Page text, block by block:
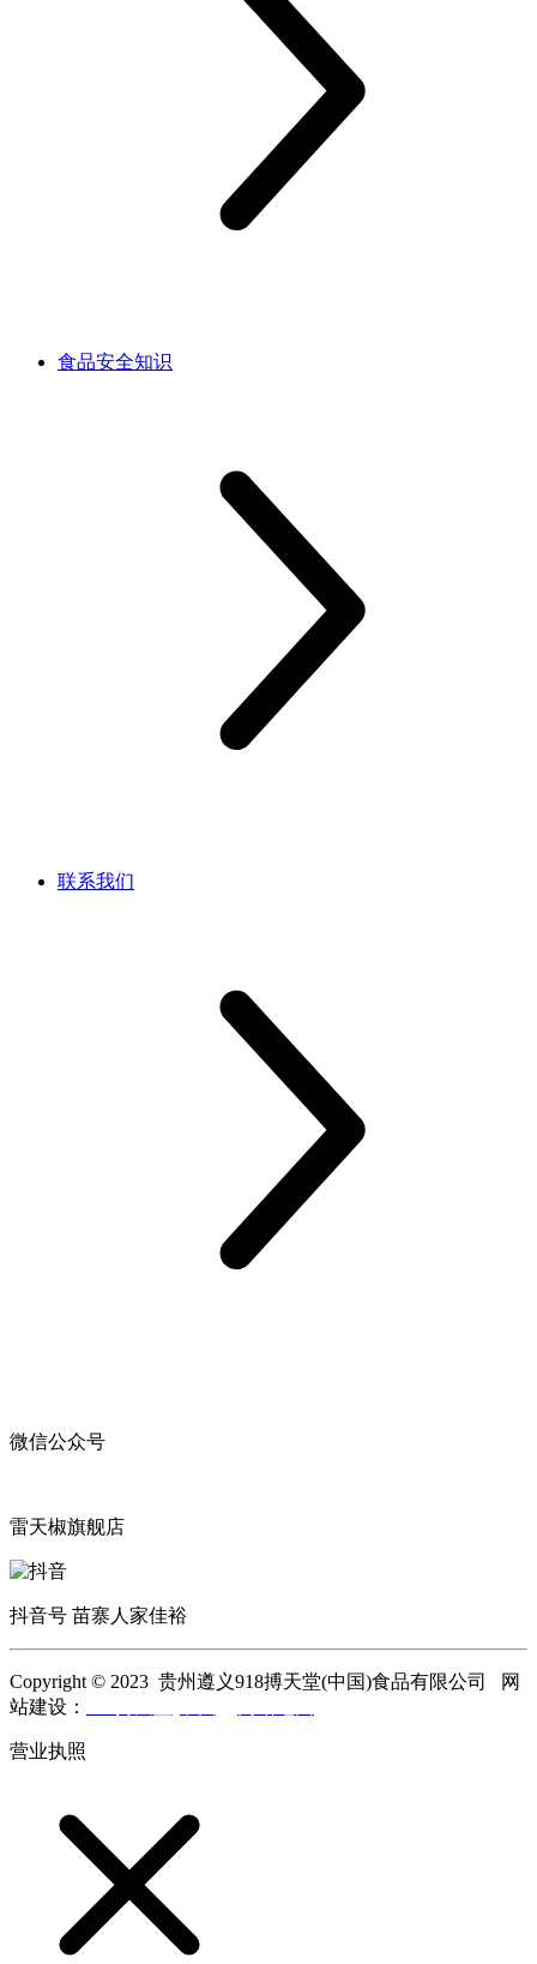
食品安全知识
联系我们
微信公众号
雷天椒旗舰店
抖音号 苗寨人家佳裕
Copyright © 2023 贵州遵义918搏天堂(中国)食品有限公司 网
站建设：
营业执照